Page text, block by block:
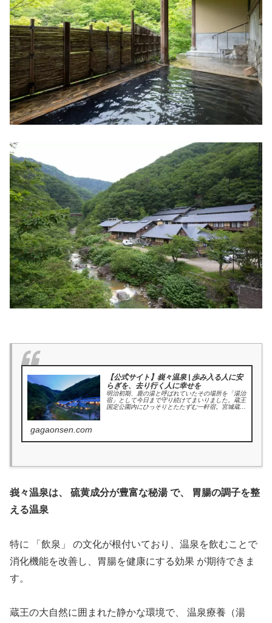
【公式サイト】峩々温泉 | 歩み入る人に安
らぎを、去り行く人に幸せを
明治初期、鹿の湯と呼ばれていたその場所を「湯治
宿」として今日まで守り続けてまいりました。蔵王
国定公園内にひっそりとたたずむ一軒宿。宮城蔵王
gagaonsen.com
峩々温泉は、 硫黄成分が豊富な秘湯 で、 胃腸の調子を整
える温泉
特に 「飲泉」 の文化が根付いており、温泉を飲むことで
消化機能を改善し、胃腸を健康にする効果 が期待できま
す。
蔵王の大自然に囲まれた静かな環境で、 温泉療養（湯